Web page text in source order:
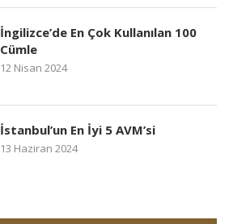
İngilizce’de En Çok Kullanılan 100
Cümle
12 Nisan 2024
İstanbul’un En İyi 5 AVM’si
13 Haziran 2024